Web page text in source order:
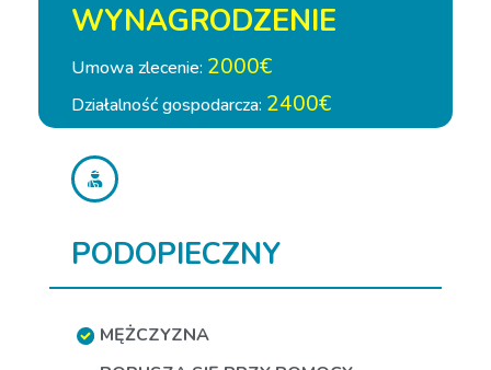
WYNAGRODZENIE
Umowa zlecenie: 2000€
Działalność gospodarcza: 2400€
PODOPIECZNY
MĘŻCZYZNA